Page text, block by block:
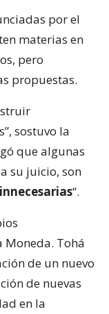
por el
materias en
pero
propuestas.
sostuvo la
que algunas
su juicio, son
innecesarias“.
Moneda. Tohá
de un nuevo
de nuevas
en la